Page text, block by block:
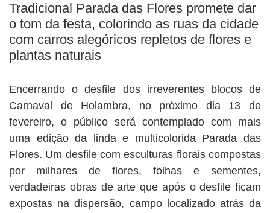
BUSCAR
Tradicional Parada das Flores promete dar
o tom da festa, colorindo as ruas da cidade
com carros alegóricos repletos de flores e
plantas naturais
Encerrando o desfile dos irreverentes blocos de
Carnaval de Holambra, no próximo dia 13 de
fevereiro, o público será contemplado com mais
uma edição da linda e multicolorida Parada das
Flores. Um desfile com esculturas florais compostas
por milhares de flores, folhas e sementes,
verdadeiras obras de arte que após o desfile ficam
expostas na dispersão, campo localizado atrás da